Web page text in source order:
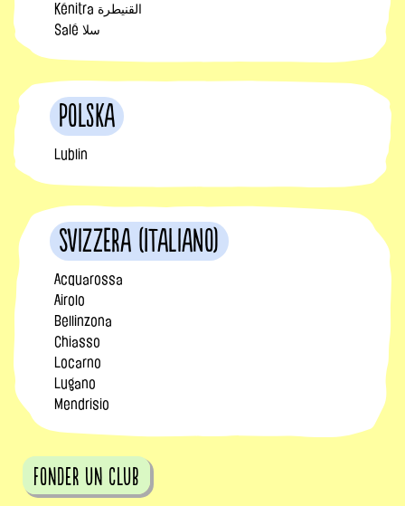
Kénitra القنيطرة
Salé سلا
Polska
Lublin
Svizzera (Italiano)
Acquarossa
Airolo
Bellinzona
Chiasso
Locarno
Lugano
Mendrisio
fonder un club